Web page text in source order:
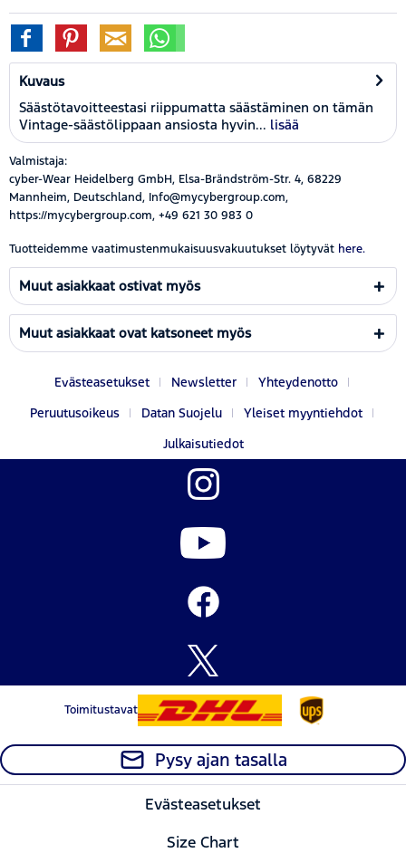
Kuvaus
Säästötavoitteestasi riippumatta säästäminen on tämän
Vintage-säästölippaan ansiosta hyvin... lisää
Valmistaja:
cyber-Wear Heidelberg GmbH, Elsa-Brändström-Str. 4, 68229
Mannheim, Deutschland, Info@mycybergroup.com,
https://mycybergroup.com, +49 621 30 983 0
Tuotteidemme vaatimustenmukaisuusvakuutukset löytyvät here.
Muut asiakkaat ostivat myös
Muut asiakkaat ovat katsoneet myös
Evästeasetukset Newsletter
Yhteydenotto
Peruutusoikeus
Datan Suojelu
Yleiset myyntiehdot
Julkaisutiedot
Toimitustavat
Pysy ajan tasalla
Evästeasetukset
Size Chart